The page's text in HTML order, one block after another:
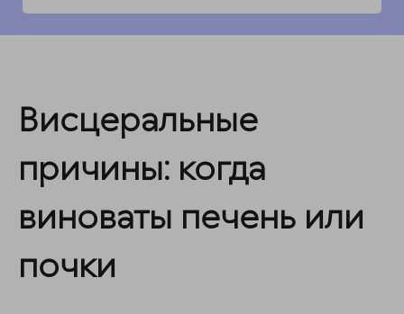
Висцеральные
причины: когда
виноваты печень или
почки